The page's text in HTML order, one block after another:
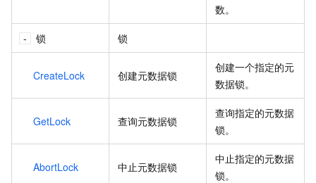
数。
锁 锁
CreateLock 创建元数据锁
创建一个指定的元
数据锁。
GetLock 查询元数据锁
查询指定的元数据
锁。
AbortLock 中止元数据锁
中止指定的元数据
锁。